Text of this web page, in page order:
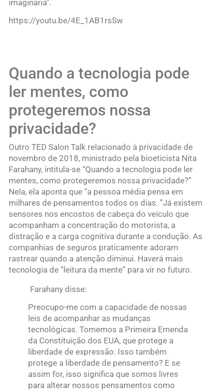
imaginaria”.
https://youtu.be/4E_1AB1rsSw
Quando a tecnologia pode
ler mentes, como
protegeremos nossa
privacidade?
Outro TED Salon Talk relacionado à privacidade de
novembro de 2018, ministrado pela bioeticista Nita
Farahany, intitula-se “Quando a tecnologia pode ler
mentes, como protegeremos nossa privacidade?”
Nela, ela aponta que “a pessoa média pensa em
milhares de pensamentos todos os dias. ”Já existem
sensores nos encostos de cabeça do veículo que
acompanham a concentração do motorista, a
distração e a carga cognitiva durante a condução. As
companhias de seguros praticamente adoram
rastrear quando a atenção diminui. Haverá mais
tecnologia de “leitura da mente” para vir no futuro.
Farahany disse:
Preocupo-me com a capacidade de nossas
leis de acompanhar as mudanças
tecnológicas. Tomemos a Primeira Emenda
da Constituição dos EUA, que protege a
liberdade de expressão. Isso também
protege a liberdade de pensamento? E se
assim for, isso significa que somos livres
para alterar nossos pensamentos como